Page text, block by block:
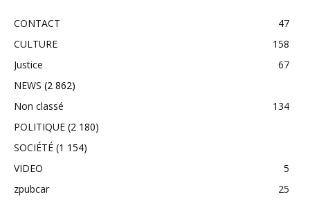
CONTACT
47
CULTURE
158
Justice
67
NEWS (2 862)
Non classé
134
POLITIQUE (2 180)
SOCIÉTÉ (1 154)
VIDEO
5
zpubcar
25